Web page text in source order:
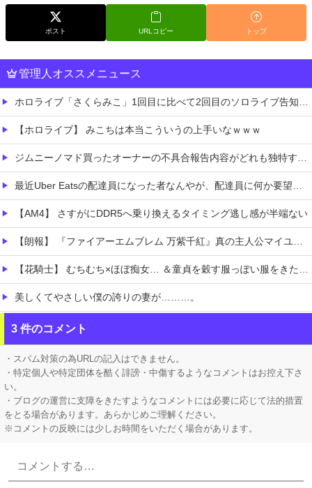
ポスト URLコピー トップ
管理人オススメニュース
ホロライブ「さくらみこ」1回目に比べて2回目のソロライブ告知「咲き乱れみこち」いいね数が減っていると野うさぎ余計なお世話で心配する画像あり
【ホロライブ】 みこちは本当こういうの上手いなｗｗｗ
ジムニーノマド買ったオーナーの不具合報告内容がどれも独特すぎる模様…
最近Uber Eatsの配達員になった者なんやが、配達員に何か要望があったら教えてくれ
【AM4】 さすがにDDR5へ乗り換えるタイミング逃し感が半端ない
【朗報】 『ファイアーエムブレム 万紫千紅』真の主人公マイユニはキャラメイクが可能
【花騎士】 むちむち×ほぼ痴女… ＆童貞を穀す服っぽい服をきたホウオウボクへの反応！！！
美しくてやさしい僕の誇りの妻が………。
【朗報】 フロム新作Duskbloods、ネットワークテストキタ━━━━(゜∀゜)━━━━!!
【悲報】 ピカチュウが大量に半額
3 件のコメント
・スパム対策の為URLの記入はできません。
・特定個人や特定団体を酷く誹謗・中傷するようなコメントはお控え下さ
い。
・ブログの運営に支障をきたすようなコメントには必要に応じて法的措置
をとる場合があります。あらかじめご理解ください。
※コメントの反映には少しお時間をいただく場合があります。